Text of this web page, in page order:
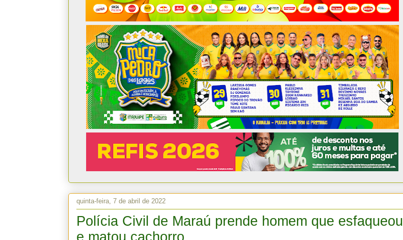
quinta-feira, 7 de abril de 2022
Polícia Civil de Maraú prende homem que esfaqueou
e matou cachorro